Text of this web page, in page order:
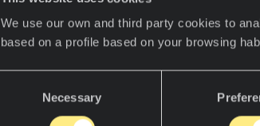
We use our own and third party cookies to
based on a profile based on your browsing
Necessary
La marca también fue